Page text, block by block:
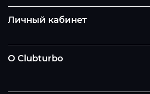
Личный кабинет
О Clubturbo